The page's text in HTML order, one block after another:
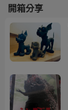
開箱分享